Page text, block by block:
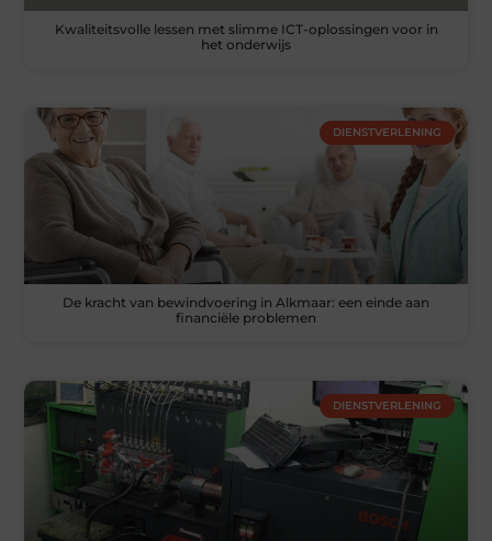
Kwaliteitsvolle lessen met slimme ICT-oplossingen voor in
het onderwijs
DIENSTVERLENING
De kracht van bewindvoering in Alkmaar: een einde aan
financiële problemen
DIENSTVERLENING